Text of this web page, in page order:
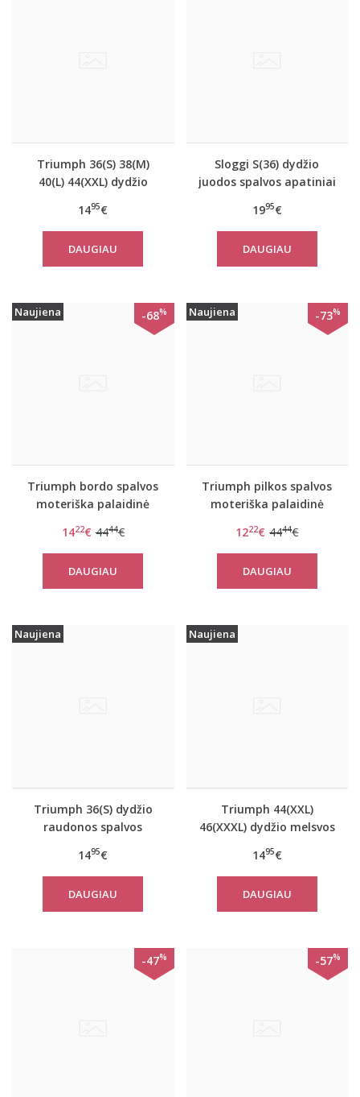
Triumph 36(S) 38(M)
40(L) 44(XXL) dydžio
medvilninė miego
palaidinė Mix Match
TOP SSL 01 X
1495€
DAUGIAU
Sloggi S(36) dydžio
juodos spalvos apatiniai
Shirt 01
1995€
DAUGIAU
Naujiena -68%
Triumph bordo spalvos
moteriška palaidinė
1422€ 4444€
DAUGIAU
Naujiena -73%
Triumph pilkos spalvos
moteriška palaidinė
1222€ 4444€
DAUGIAU
Naujiena
Triumph 36(S) dydžio
raudonos spalvos
miego palaidinė Mix
Match LSL TOP 02
1495€
DAUGIAU
Naujiena
Triumph 44(XXL)
46(XXXL) dydžio melsvos
medvilninė miego
palaidinė Mix Match LSL
TOP Chest Pocket 01
1495€
DAUGIAU
-47% -57%